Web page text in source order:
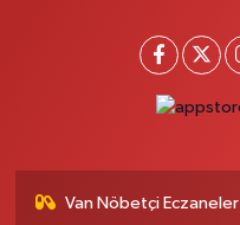
Van Nöbetçi Eczaneler